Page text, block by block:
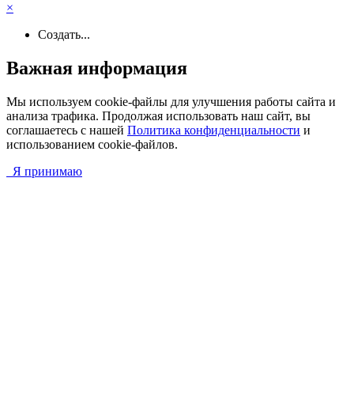
×
Создать...
Важная информация
Мы используем cookie-файлы для улучшения работы сайта и
анализа трафика. Продолжая использовать наш сайт, вы
соглашаетесь с нашей Политика конфиденциальности и
использованием cookie-файлов.
Я принимаю